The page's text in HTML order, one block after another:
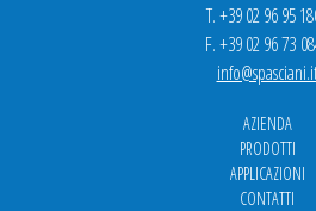
T. +39 02 96 95
F. +39 02 96 73
AZIENDA
PRODOTTI
APPLICAZIONI
CONTATTI